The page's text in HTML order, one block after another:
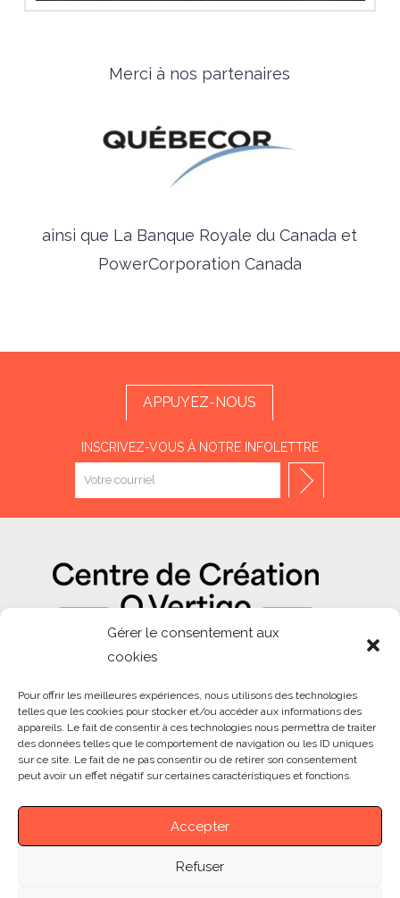
Gérer le consentement aux
cookies
Pour offrir les meilleures expériences, nous utilisons des technologies
telles que les cookies pour stocker et/ou accéder aux informations des
appareils. Le fait de consentir à ces technologies nous permettra de traiter
des données telles que le comportement de navigation ou les ID uniques
sur ce site. Le fait de ne pas consentir ou de retirer son consentement
peut avoir un effet négatif sur certaines caractéristiques et fonctions.
Accepter
Refuser
Merci à nos partenaires
ainsi que La Banque Royale du Canada et
PowerCorporation Canada
APPUYEZ-NOUS
INSCRIVEZ-VOUS À NOTRE INFOLETTRE
NOS PARTENAIRES